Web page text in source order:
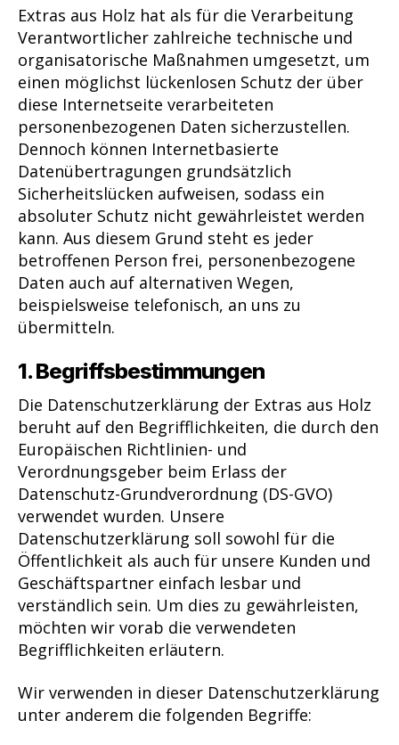
Extras aus Holz hat als für die Verarbeitung
Verantwortlicher zahlreiche technische und
organisatorische Maßnahmen umgesetzt, um
einen möglichst lückenlosen Schutz der über
diese Internetseite verarbeiteten
personenbezogenen Daten sicherzustellen.
Dennoch können Internetbasierte
Datenübertragungen grundsätzlich
Sicherheitslücken aufweisen, sodass ein
absoluter Schutz nicht gewährleistet werden
kann. Aus diesem Grund steht es jeder
betroffenen Person frei, personenbezogene
Daten auch auf alternativen Wegen,
beispielsweise telefonisch, an uns zu
übermitteln.
1. Begriffsbestimmungen
Die Datenschutzerklärung der Extras aus Holz
beruht auf den Begrifflichkeiten, die durch den
Europäischen Richtlinien- und
Verordnungsgeber beim Erlass der
Datenschutz-Grundverordnung (DS-GVO)
verwendet wurden. Unsere
Datenschutzerklärung soll sowohl für die
Öffentlichkeit als auch für unsere Kunden und
Geschäftspartner einfach lesbar und
verständlich sein. Um dies zu gewährleisten,
möchten wir vorab die verwendeten
Begrifflichkeiten erläutern.
Wir verwenden in dieser Datenschutzerklärung
unter anderem die folgenden Begriffe: